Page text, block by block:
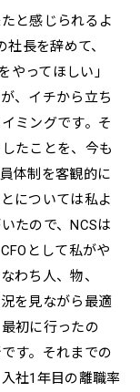
と感じられるよ
長を辞めて、
やってほしい」
、イチから立ち
ミングです。そ
たことを、今も
体制を客観的に
については私よ
たので、NCSは
として私がや
わち人、物、
を見ながら最適
初に行ったの
す。それまでの
社1年目の離職率